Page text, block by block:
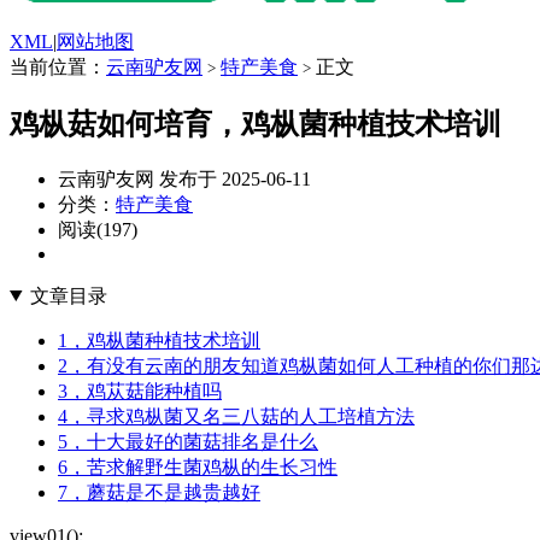
XML|网站地图
当前位置： 云南驴友网 > 特产美食 > 正文
鸡枞菇如何培育，鸡枞菌种植技术培训
云南驴友网 发布于 2025-06-11
分类： 特产美食
阅读(197)
文章目录
1，鸡枞菌种植技术培训
2，有没有云南的朋友知道鸡枞菌如何人工种植的你们那
3，鸡苁菇能种植吗
4，寻求鸡枞菌又名三八菇的人工培植方法
5，十大最好的菌菇排名是什么
6，苦求解野生菌鸡枞的生长习性
7，蘑菇是不是越贵越好
view01();